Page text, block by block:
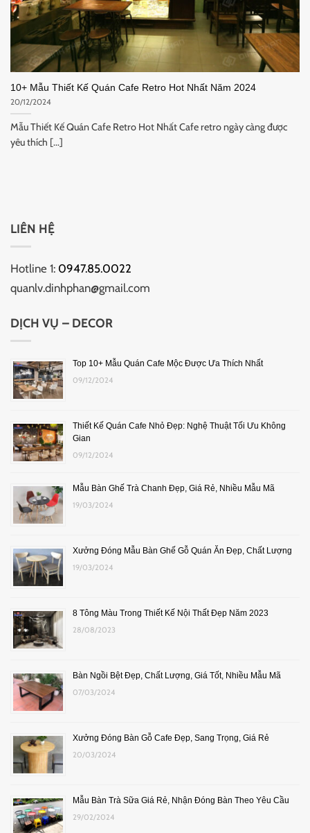
10+ Mẫu Thiết Kế Quán Cafe Retro Hot Nhất Năm 2024
20/12/2024
Mẫu Thiết Kế Quán Cafe Retro Hot Nhất Cafe retro ngày càng được
yêu thích [...]
LIÊN HỆ
Hotline 1: 0947.85.0022
quanlv.dinhphan@gmail.com
DỊCH VỤ – DECOR
Top 10+ Mẫu Quán Cafe Mộc Được Ưa Thích Nhất
09/12/2024
Thiết Kế Quán Cafe Nhỏ Đẹp: Nghệ Thuật Tối Ưu Không
Gian
09/12/2024
Mẫu Bàn Ghế Trà Chanh Đẹp, Giá Rẻ, Nhiều Mẫu Mã
19/03/2024
Xưởng Đóng Mẫu Bàn Ghế Gỗ Quán Ăn Đẹp, Chất Lượng
19/03/2024
8 Tông Màu Trong Thiết Kế Nội Thất Đẹp Năm 2023
28/08/2023
Bàn Ngồi Bệt Đẹp, Chất Lượng, Giá Tốt, Nhiều Mẫu Mã
07/03/2024
Xưởng Đóng Bàn Gỗ Cafe Đẹp, Sang Trọng, Giá Rẻ
20/03/2024
Mẫu Bàn Trà Sữa Giá Rẻ, Nhận Đóng Bàn Theo Yêu Cầu
29/02/2024